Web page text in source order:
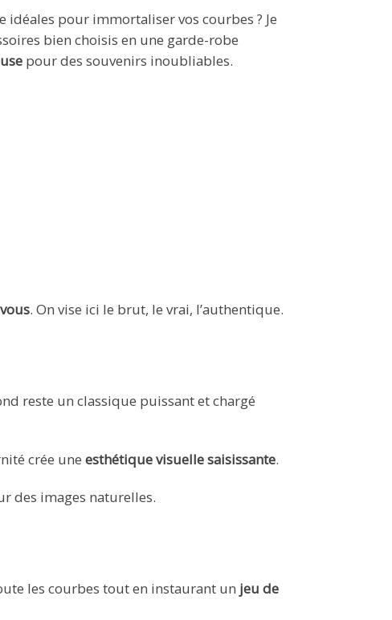
idéales pour immortaliser vos courbes ? Je
bien choisis en une garde-robe
pour des souvenirs inoubliables.
. On vise ici le brut, le vrai, l’authentique.
reste un classique puissant et chargé
crée une esthétique visuelle saisissante.
des images naturelles.
les courbes tout en instaurant un jeu de